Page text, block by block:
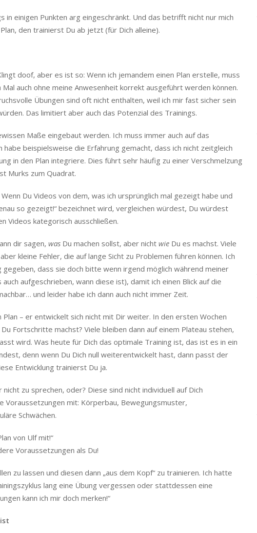
in einigen Punkten arg eingeschränkt. Und das betrifft nicht nur mich
den trainierst Du ab jetzt (für Dich alleine).
doof, aber es ist so: Wenn ich jemandem einen Plan erstelle, muss
auch ohne meine Anwesenheit korrekt ausgeführt werden können.
Übungen sind oft nicht enthalten, weil ich mir fast sicher sein
Das limitiert aber auch das Potenzial des Trainings.
Maße eingebaut werden. Ich muss immer auch auf das
beispielsweise die Erfahrung gemacht, dass ich nicht zeitgleich
in den Plan integriere. Dies führt sehr häufig zu einer Verschmelzung
Murks zum Quadrat.
Du Videos von dem, was ich ursprünglich mal gezeigt habe und
so gezeigt!“ bezeichnet wird, vergleichen würdest, Du würdest
Videos kategorisch ausschließen.
dir sagen, was Du machen sollst, aber nicht wie Du es machst. Viele
kleine Fehler, die auf lange Sicht zu Problemen führen können. Ich
dass sie doch bitte wenn irgend möglich während meiner
aufgeschrieben, wann diese ist), damit ich einen Blick auf die
und leider habe ich dann auch nicht immer Zeit.
Plan – er entwickelt sich nicht mit Dir weiter. In den ersten Wochen
Fortschritte machst? Viele bleiben dann auf einem Plateau stehen,
wird. Was heute für Dich das optimale Training ist, das ist es in ein
denn wenn Du Dich null weiterentwickelt hast, dann passt der
Entwicklung trainierst Du ja.
zu sprechen, oder? Diese sind nicht individuell auf Dich
Voraussetzungen mit: Körperbau, Bewegungsmuster,
Schwächen.
von Ulf mit!“
Voraussetzungen als Du!
zu lassen und diesen dann „aus dem Kopf“ zu trainieren. Ich hatte
lang eine Übung vergessen oder stattdessen eine
kann ich mir doch merken!“